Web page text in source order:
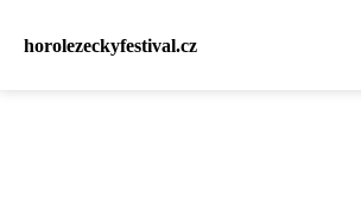
horolezeckyfestival.cz